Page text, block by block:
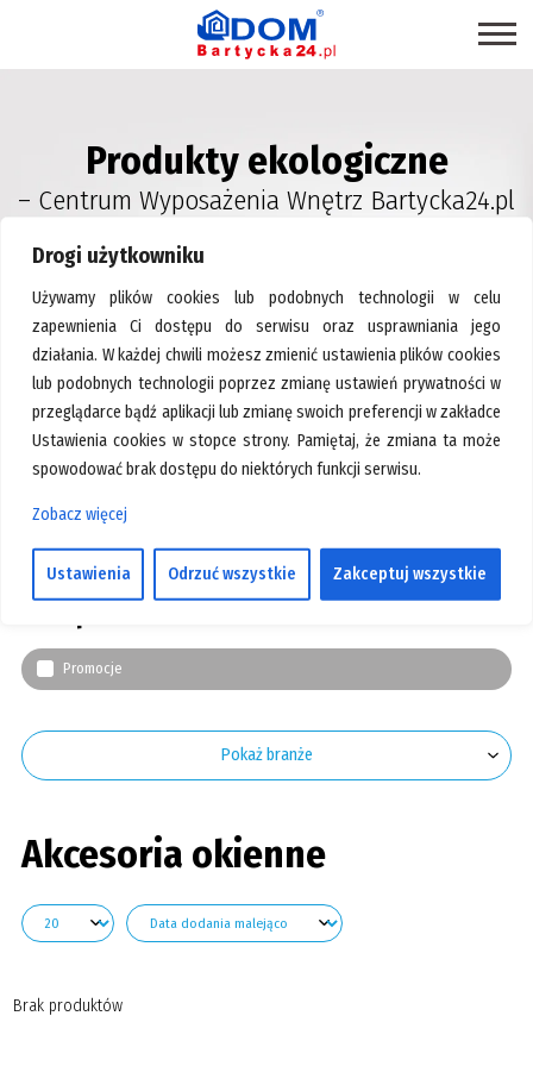
Drogi użytkowniku
Używamy plików cookies lub podobnych technologii w celu
zapewnienia Ci dostępu do serwisu oraz usprawniania jego
działania. W każdej chwili możesz zmienić ustawienia plików cookies
lub podobnych technologii poprzez zmianę ustawień prywatności w
przeglądarce bądź aplikacji lub zmianę swoich preferencji w zakładce
Ustawienia cookies w stopce strony. Pamiętaj, że zmiana ta może
spowodować brak dostępu do niektórych funkcji serwisu.
Zobacz więcej
Ustawienia Odrzuć wszystkie Zakceptuj wszystkie
SKLEPY
PROMOCJE
PRODUKTY EKOLOGICZNE
USŁUGI
BRANŻE
MAPA CENTRUM
BLOG EKSPERCKI
INSPIRACJE
GALERIA
KONTAKT
Produkty ekologiczne
– Centrum Wyposażenia Wnętrz Bartycka24.pl
Filtry
Promocje
Pokaż branże
Akcesoria okienne
Brak produktów